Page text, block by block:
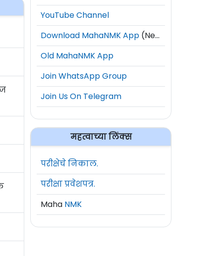
YouTube Channel
Download MahaNMK App (New)
Old MahaNMK App
Join WhatsApp Group
Join Us On Telegram
महत्वाच्या लिंक्स
परीक्षेचे निकाल.
परीक्षा प्रवेशपत्र.
Maha NMK